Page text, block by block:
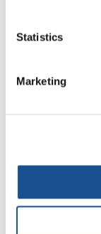
Statistics
Marketing